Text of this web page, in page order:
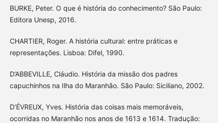
BURKE, Peter. O que é história do conhecimento? São Paulo:
Editora Unesp, 2016.
CHARTIER, Roger. A história cultural: entre práticas e
representações. Lisboa: Difel, 1990.
D’ABBEVILLE, Cláudio. História da missão dos padres
capuchinhos na Ilha do Maranhão. São Paulo: Siciliano, 2002.
D’ÉVREUX, Yves. História das coisas mais memoráveis,
ocorridas no Maranhão nos anos de 1613 e 1614. Tradução: